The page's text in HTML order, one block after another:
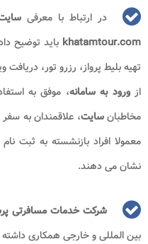
در ارتباط با معرفی
khatamtour.com باید توضیح
تهیه بلیط پرواز، رزرو تور،
ازورود به سامانه، موفق به
مخاطبانسایت، علاقمندان به
معمولا افراد بازنشسته به ثبت
نشان می دهند.
شرکت خدمات مسافرتی
بین المللی و خارجی همکاری